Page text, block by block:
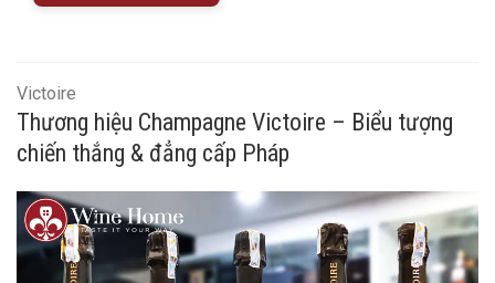
Victoire
Thương hiệu Champagne Victoire – Biểu tượng
chiến thắng & đẳng cấp Pháp